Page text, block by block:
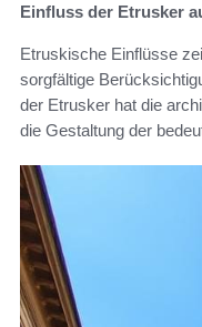
Einfluss der Etrusker
Etruskische Einflüsse
sorgfältige
der Etrusker hat die
die Gestaltung der